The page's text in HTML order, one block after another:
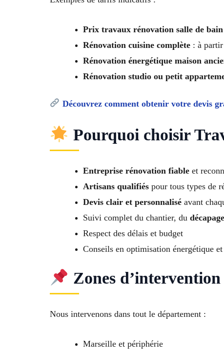
Prix travaux rénovation salle de bain
Rénovation cuisine complète : à
Rénovation énergétique maison
Rénovation studio ou petit
Découvrez comment obtenir votre devis
Pourquoi choisir
Entreprise rénovation fiable et
Artisans qualifiés pour tous types de
Devis clair et personnalisé avant
Suivi complet du chantier, du
Respect des délais et budget
Conseils en optimisation énergétique
Zones d’intervention
Nous intervenons dans tout le département :
Marseille et périphérie